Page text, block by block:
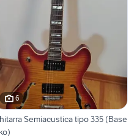
6
Semiacustica tipo 335 (Base